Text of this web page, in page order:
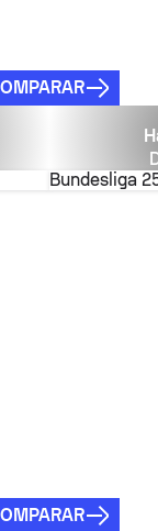
Bundesliga